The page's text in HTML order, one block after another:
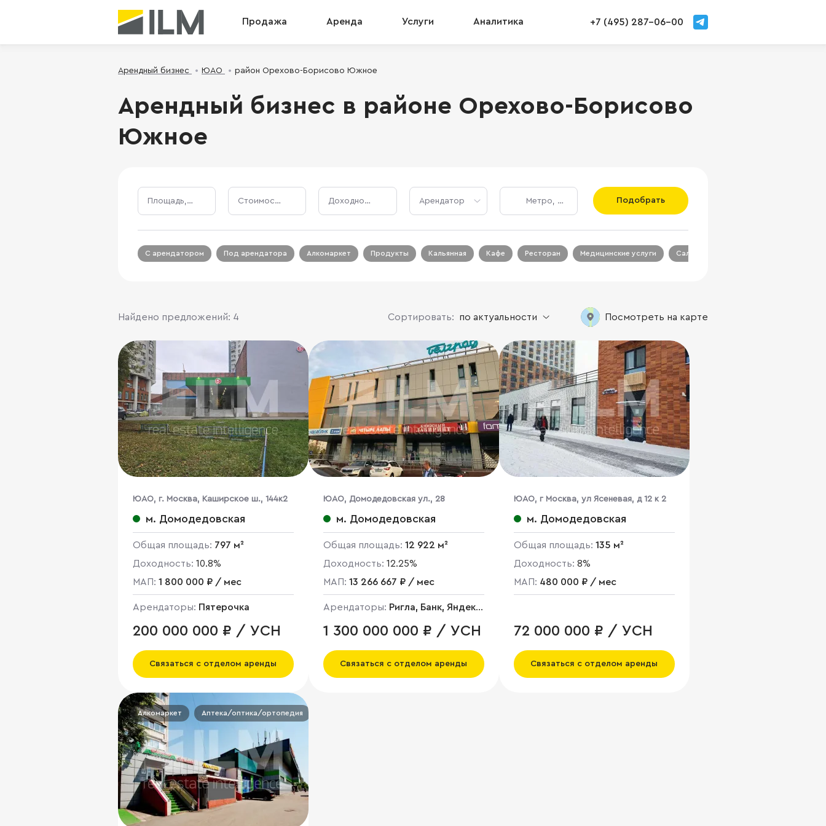
Продажа Аренда Услуги Аналитика +7 (495) 287-06-00
Арендный бизнес ЮАО район Орехово-Борисово Южное
Арендный бизнес в районе Орехово-Борисово
Южное
Площадь, м² Стоимость, ₽ Доходность, % Арендатор Подобрать
С арендатором Под арендатора Алкомаркет Продукты Кальянная Кафе Ресторан Медицинские услуги Салон красоты
Найдено предложений: 4 Посмотреть на карте
Сортировать: по актуальности
ЮАО, г. Москва, Каширское ш., 144к2
м. Домодедовская
Общая площадь: 797 м²
Доходность: 10.8%
МАП: 1 800 000 ₽ / мес
Арендаторы: Пятерочка
200 000 000 ₽ / УСН
Связаться с отделом аренды
ЮАО, Домодедовская ул., 28
м. Домодедовская
Общая площадь: 12 922 м²
Доходность: 12.25%
МАП: 13 266 667 ₽ / мес
Арендаторы: Ригла, Банк, Яндекс
Перекресток, Ресторан, Салон
1 300 000 000 ₽ / УСН
Связаться с отделом аренды
ЮАО, г Москва, ул Ясеневая, д 12 к 2
м. Домодедовская
Общая площадь: 135 м²
Доходность: 8%
МАП: 480 000 ₽ / мес
72 000 000 ₽ / УСН
Связаться с отделом аренды
Алкомаркет Аптека/оптика/ортопедия